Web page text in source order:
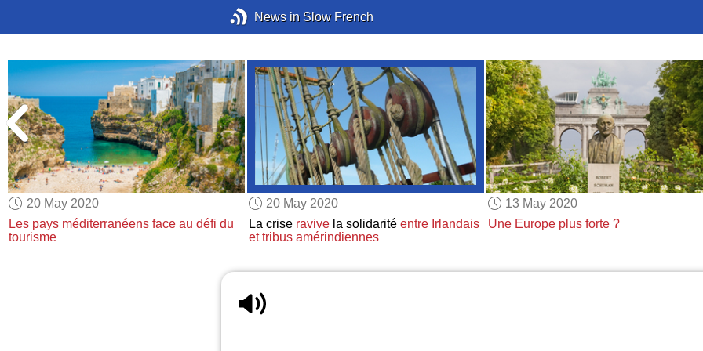
News in Slow French
20 May 2020
Les pays méditerranéens face au défi du
tourisme
20 May 2020
La crise ravivela solidarité entre Irlandais
et tribus amérindiennes
13 May 2020
Une Europe plus forte ?